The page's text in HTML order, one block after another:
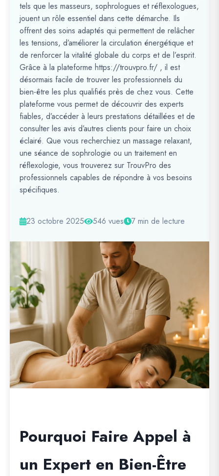
tels que les masseurs, sophrologues et réflexologues,
jouent un rôle essentiel dans cette démarche. Ils
offrent des soins adaptés qui permettent de relâcher
les tensions, d’améliorer la circulation énergétique et
de renforcer la vitalité globale du corps et de l’esprit.
Grâce à la plateforme https://trouvpro.fr/ , il est
désormais facile de trouver les professionnels du
bien-être les plus qualifiés près de chez vous. Cette
plateforme vous permet de découvrir des experts
fiables, d’accéder à leurs prestations détaillées et de
consulter les avis d’autres clients pour faire un choix
éclairé. Que vous recherchiez un massage relaxant,
une séance de sophrologie ou un traitement en
réflexologie, vous trouverez sur TrouvPro des
professionnels capables de répondre à vos besoins
spécifiques.
23 octobre 2025 546 vues 7 min de lecture
Pourquoi Faire Appel à
un Expert en Bien-Être